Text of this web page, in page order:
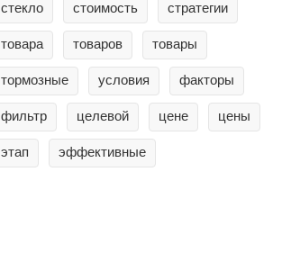
стекло стоимость стратегии
товара товаров товары
тормозные условия факторы
фильтр целевой цене цены
этап эффективные